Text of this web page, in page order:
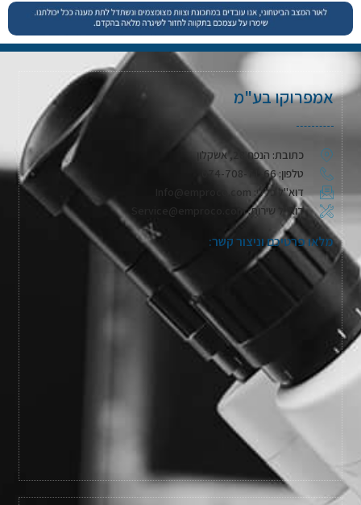
אמפרוקו בע"מ
כתובת: הנפח 28, אשקלון
טלפון: 074-708-71-66
דוא"ל כללי: Info@emproco.com
דוא"ל שירות: Service@emproco.com
מלאו פרטיכם וניצור קשר: